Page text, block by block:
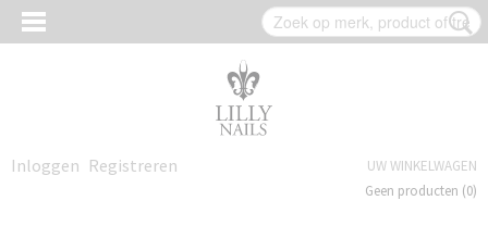
Inloggen Registreren
UW WINKELWAGEN
Geen producten (0)